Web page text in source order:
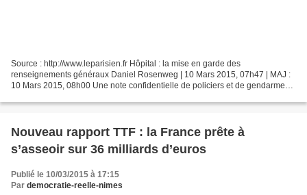
Source : http://www.leparisien.fr Hôpital : la mise en garde des
renseignements généraux Daniel Rosenweg | 10 Mars 2015, 07h47 | MAJ :
10 Mars 2015, 08h00 Une note confidentielle de policiers et de gendarmes
Nouveau rapport TTF : la France prête à
s’asseoir sur 36 milliards d’euros
Publié le 10/03/2015 à 17:15
Par democratie-reelle-nimes